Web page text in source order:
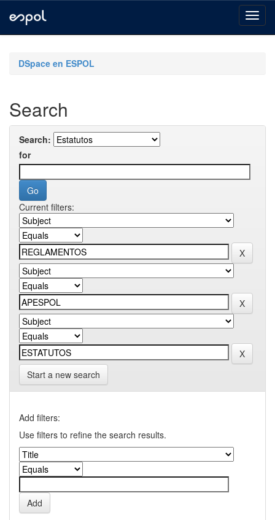
navigationDSpace en ESPOL
Search
Search:
for
Current filters:
Start a new search
Add filters:
Use filters to refine the search results.